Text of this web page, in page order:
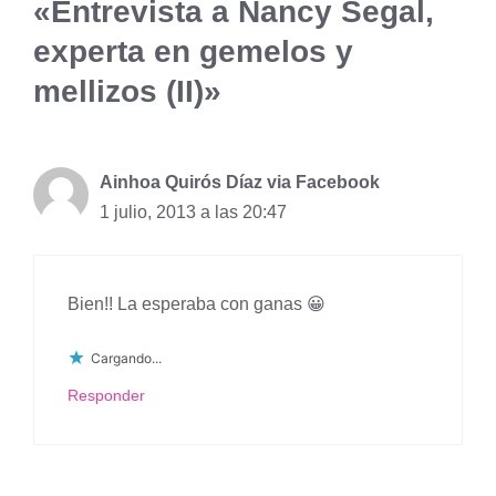
«Entrevista a Nancy Segal,
experta en gemelos y
mellizos (II)»
Ainhoa Quirós Díaz via Facebook
1 julio, 2013 a las 20:47
Bien!! La esperaba con ganas 😀
Cargando...
Responder